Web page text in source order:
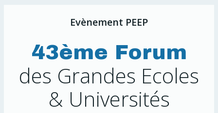
Evènement PEEP
43ème Forum
des Grandes Ecoles
& Universités